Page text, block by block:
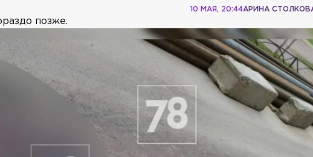
АРИНА
10 МАЯ, 20:44
позже.